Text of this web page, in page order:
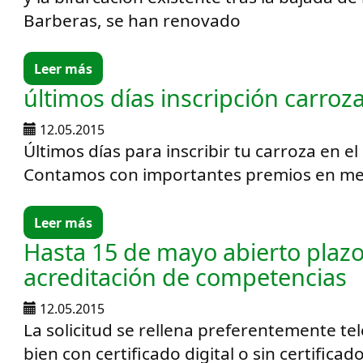
Barberas, se han renovado
Leer más
últimos días inscripción
12.05.2015
Últimos días para inscribir tu carroza en
Contamos con importantes premios en
Leer más
Hasta 15 de mayo abierto
acreditación de competencias
12.05.2015
La solicitud se rellena preferentemente
bien con certificado digital o sin